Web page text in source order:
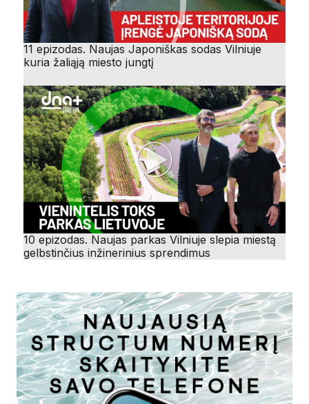
11 epizodas. Naujas Japoniškas sodas Vilniuje
kuria žaliąją miesto jungtį
10 epizodas. Naujas parkas Vilniuje slepia miestą
gelbstinčius inžinerinius sprendimus